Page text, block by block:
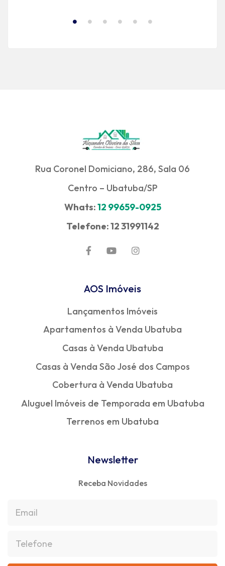
Rua Coronel Domiciano, 286, Sala 06
Centro – Ubatuba/SP
Whats:12 99659-0925
Telefone: 12 31991142
AOS Imóveis
Lançamentos Imóveis
Apartamentos à Venda Ubatuba
Casas à Venda Ubatuba
Casas à Venda São José dos Campos
Cobertura à Venda Ubatuba
Aluguel Imóveis de Temporada em Ubatuba
Terrenos em Ubatuba
Newsletter
Receba Novidades